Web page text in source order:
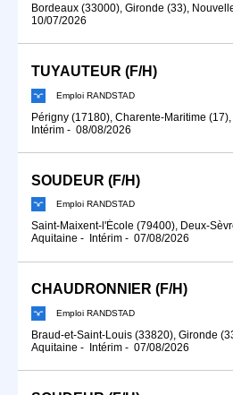
Bordeaux (33000), Gironde (33),
10/07/2026
TUYAUTEUR (F/H)
Emploi RANDSTAD
Périgny (17180), Charente-Maritime
Intérim - 08/08/2026
SOUDEUR (F/H)
Emploi RANDSTAD
Saint-Maixent-l'École (79400), Deux-
Aquitaine - Intérim - 07/08/2026
CHAUDRONNIER (F/H)
Emploi RANDSTAD
Braud-et-Saint-Louis (33820), Gironde
Aquitaine - Intérim - 07/08/2026